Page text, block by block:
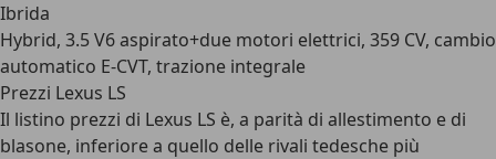
Ibrida
Hybrid, 3.5 V6 aspirato+due motori elettrici, 359 CV, cambio
automatico E-CVT, trazione integrale
Prezzi Lexus LS
Il listino prezzi di Lexus LS è, a parità di allestimento e di
blasone, inferiore a quello delle rivali tedesche più